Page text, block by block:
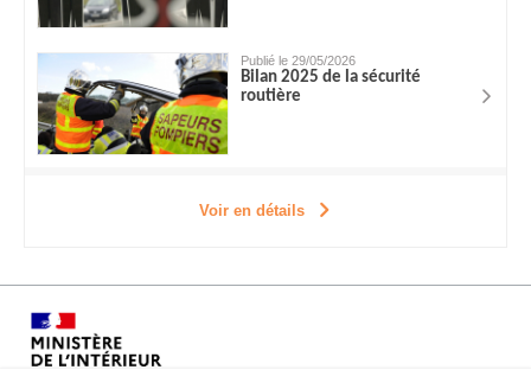
Publié le 29/05/2026
Bilan 2025 de la sécurité
routière
Voir en détails